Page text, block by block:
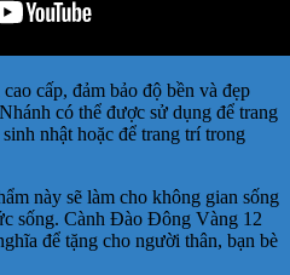
cấp, đảm bảo độ bền và đẹp
có thể được sử dụng để trang
nhật hoặc để trang trí trong
này sẽ làm cho không gian sống
sống. Cành Đào Đông Vàng 12
để tặng cho người thân, bạn bè